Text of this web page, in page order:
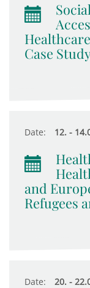
Case
Date: 12. -
and
Refugees
Date: 20. -